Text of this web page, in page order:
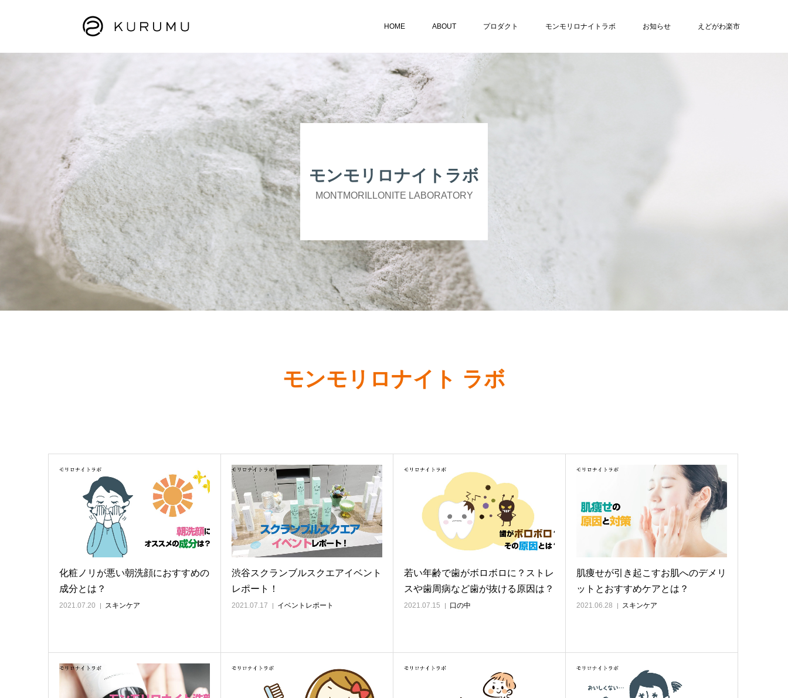
HOME ABOUT プロダクト モンモリロナイトラボ お知らせ えどがわ楽市
モンモリロナイトラボ
MONTMORILLONITE LABORATORY
モンモリロナイト ラボ
化粧ノリが悪い朝洗顔におすすめの
成分とは？
2021.07.20 スキンケア
渋谷スクランブルスクエアイベント
レポート！
2021.07.17 イベントレポート
若い年齢で歯がボロボロに？ストレ
スや歯周病など歯が抜ける原因は？
2021.07.15 口の中
肌痩せが引き起こすお肌へのデメリ
ットとおすすめケアとは？
2021.06.28 スキンケア